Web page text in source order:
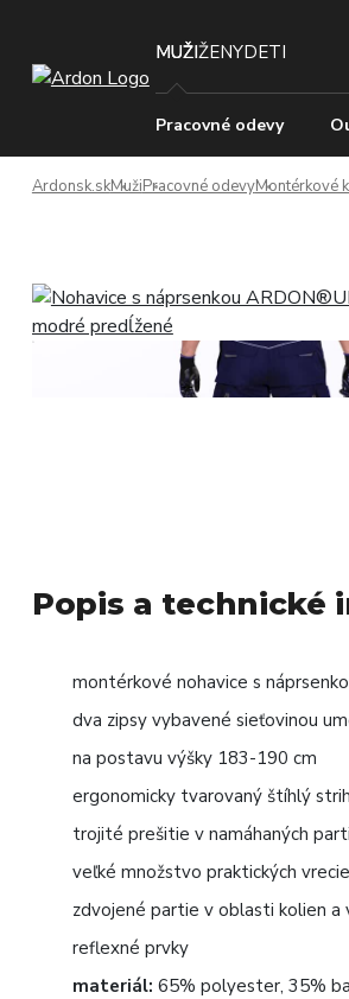
MUŽIŽENYDETI
Pracovné odevy
Ardonsk.skMužiPracovné odevyMontérkové
Popis a technické
montérkové nohavice s
dva zipsy vybavené sieťovinou
na postavu výšky 183-190 cm
ergonomicky tvarovaný štíhlý
trojité prešitie v namáhaných
veľké množstvo praktických
zdvojené partie v oblasti kolien a
reflexné prvky
materiál: 65% polyester, 35%